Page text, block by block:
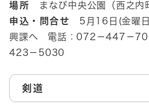
場所 まなび中央公園（西之内
申込・問合せ 5月16日(金曜日
興課へ 電話：072－447－
423－5030
剣道